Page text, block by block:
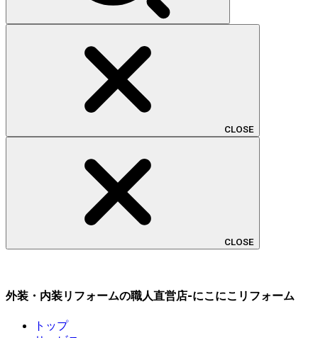
CLOSE
CLOSE
外装・内装リフォームの職人直営店-にこにこリフォーム
トップ